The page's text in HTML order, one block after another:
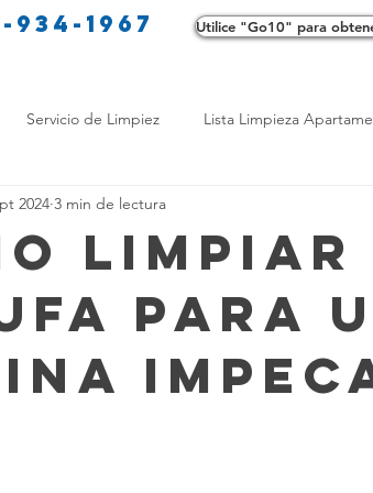
934-1967 Utilice "Go10" para
Servicio de Limpiez Lista Limpieza
Consejos de limpieza ecológica
de Profesionales
Opciones de limpieza Diferencias en
Limpiar
para
2024 3 min de lectura